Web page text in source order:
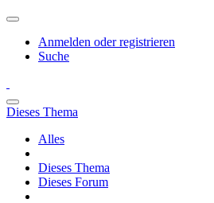
Anmelden oder registrieren
Suche
Dieses Thema
Alles
Dieses Thema
Dieses Forum